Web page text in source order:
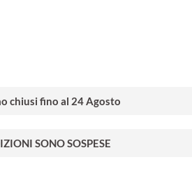
chiusi fino al 24 Agosto
SONO SOSPESE